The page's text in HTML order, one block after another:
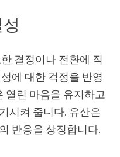
결정이나 전환에 직
에 대한 걱정을 반영
열린 마음을 유지하고
시켜 줍니다. 유산은
반응을 상징합니다.